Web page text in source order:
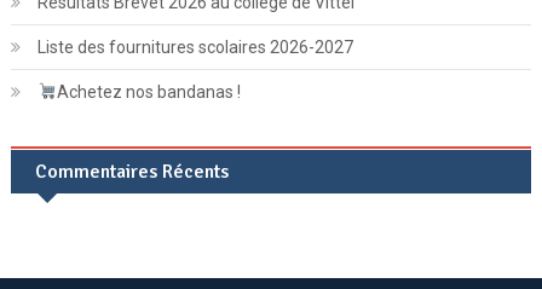
Liste des fournitures scolaires 2026-2027
Achetez nos bandanas !
Commentaires Récents